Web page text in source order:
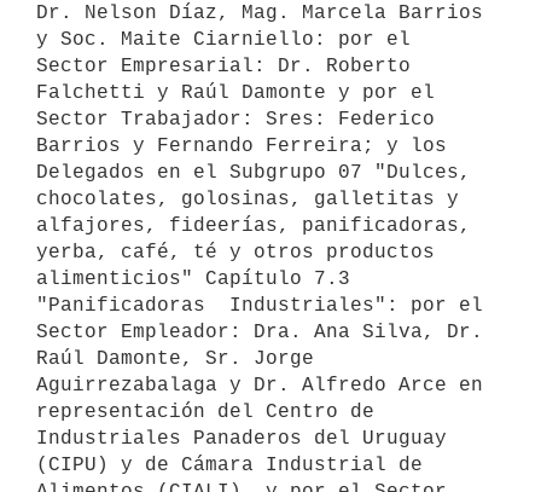
Dr. Nelson Díaz, Mag. Marcela Barrios
y Soc. Maite Ciarniello: por el
Sector Empresarial: Dr. Roberto
Falchetti y Raúl Damonte y por el
Sector Trabajador: Sres: Federico
Barrios y Fernando Ferreira; y los
Delegados en el Subgrupo 07 "Dulces,
chocolates, golosinas, galletitas y
alfajores, fideerías, panificadoras,
yerba, café, té y otros productos
alimenticios" Capítulo 7.3
"Panificadoras  Industriales": por el
Sector Empleador: Dra. Ana Silva, Dr.
Raúl Damonte, Sr. Jorge
Aguirrezabalaga y Dr. Alfredo Arce en
representación del Centro de
Industriales Panaderos del Uruguay
(CIPU) y de Cámara Industrial de